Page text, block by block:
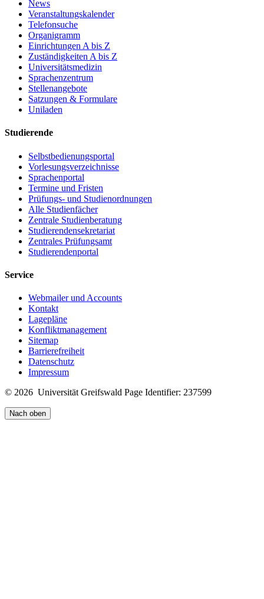
News
Veranstaltungskalender
Telefonsuche
Organigramm
Einrichtungen A bis Z
Zuständigkeiten A bis Z
Universitätsmedizin
Sprachenzentrum
Stellenangebote
Satzungen & Formulare
Uniladen
Studierende
Selbstbedienungsportal
Vorlesungsverzeichnisse
Sprachenportal
Termine und Fristen
Prüfungs- und Studienordnungen
Alle Studienfächer
Zentrale Studienberatung
Studierendensekretariat
Zentrales Prüfungsamt
Studierendenportal
Service
Webmailer und Accounts
Kontakt
Lagepläne
Konfliktmanagement
Sitemap
Barrierefreiheit
Datenschutz
Impressum
© 2026 Universität Greifswald Page Identifier: 237599
Nach oben